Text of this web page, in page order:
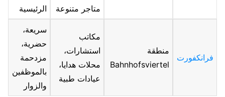
متاجر متنوعة
الرئيسية
فرانكفورت
منطقة
Bahnhofsviertel
مكاتب
استشارات،
محلات هدايا،
عيادات طبية
سريعة،
حضرية،
مزدحمة
بالموظفين
والزوار